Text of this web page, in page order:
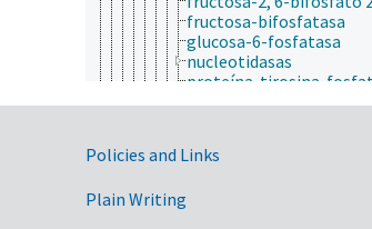
fructosa-bifosfatasa
glucosa-6-fosfatasa
nucleotidasas
proteína-tirosina-
trehalosa fosfatasa
ribonucleasa pancreática
éter hidrolasas
Government Links
Policies and Links
Plain Writing